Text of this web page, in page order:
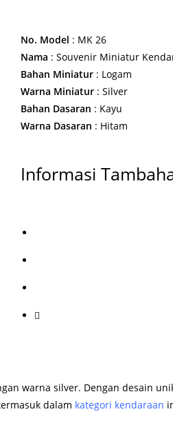
No. Model : MK 26
Nama : Souvenir Miniatur
Bahan Miniatur : Logam
Warna Miniatur : Silver
Bahan Dasaran : Kayu
Warna Dasaran : Hitam
Informasi
warna silver. Dengan desain
dalam kategori kendaraan